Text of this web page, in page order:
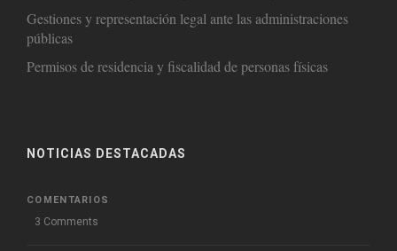
Gestiones y representación legal ante las administraciones
públicas
Permisos de residencia y fiscalidad de personas físicas
NOTICIAS DESTACADAS
COMENTARIOS
3 Comments